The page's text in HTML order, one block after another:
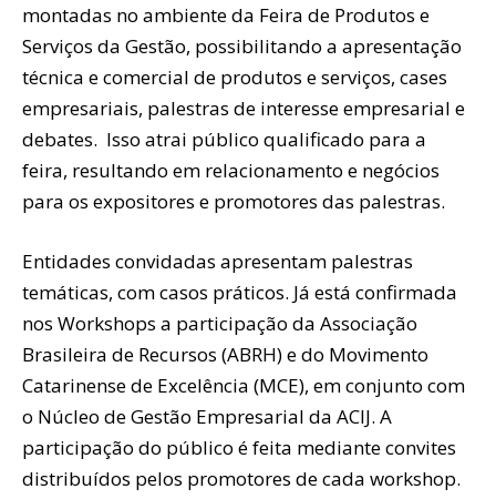
montadas no ambiente da Feira de Produtos e
Serviços da Gestão, possibilitando a apresentação
técnica e comercial de produtos e serviços, cases
empresariais, palestras de interesse empresarial e
debates. Isso atrai público qualificado para a
feira, resultando em relacionamento e negócios
para os expositores e promotores das palestras.
Entidades convidadas apresentam palestras
temáticas, com casos práticos. Já está confirmada
nos Workshops a participação da Associação
Brasileira de Recursos (ABRH) e do Movimento
Catarinense de Excelência (MCE), em conjunto com
o Núcleo de Gestão Empresarial da ACIJ. A
participação do público é feita mediante convites
distribuídos pelos promotores de cada workshop.